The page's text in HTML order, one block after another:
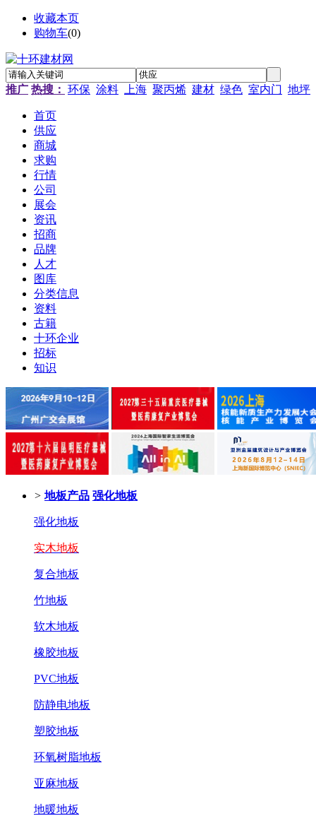
收藏本页
购物车(0)
推广 热搜： 环保 涂料 上海 聚丙烯 建材 绿色 室内门 地坪
首页
供应
商城
求购
行情
公司
展会
资讯
招商
品牌
人才
图库
分类信息
资料
古籍
十环企业
招标
知识
> 地板产品 强化地板
强化地板
实木地板
复合地板
竹地板
软木地板
橡胶地板
PVC地板
防静电地板
塑胶地板
环氧树脂地板
亚麻地板
地暖地板